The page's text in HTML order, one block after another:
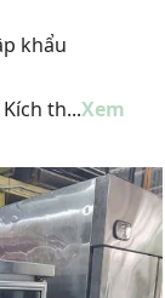
khẩu
th...Xem